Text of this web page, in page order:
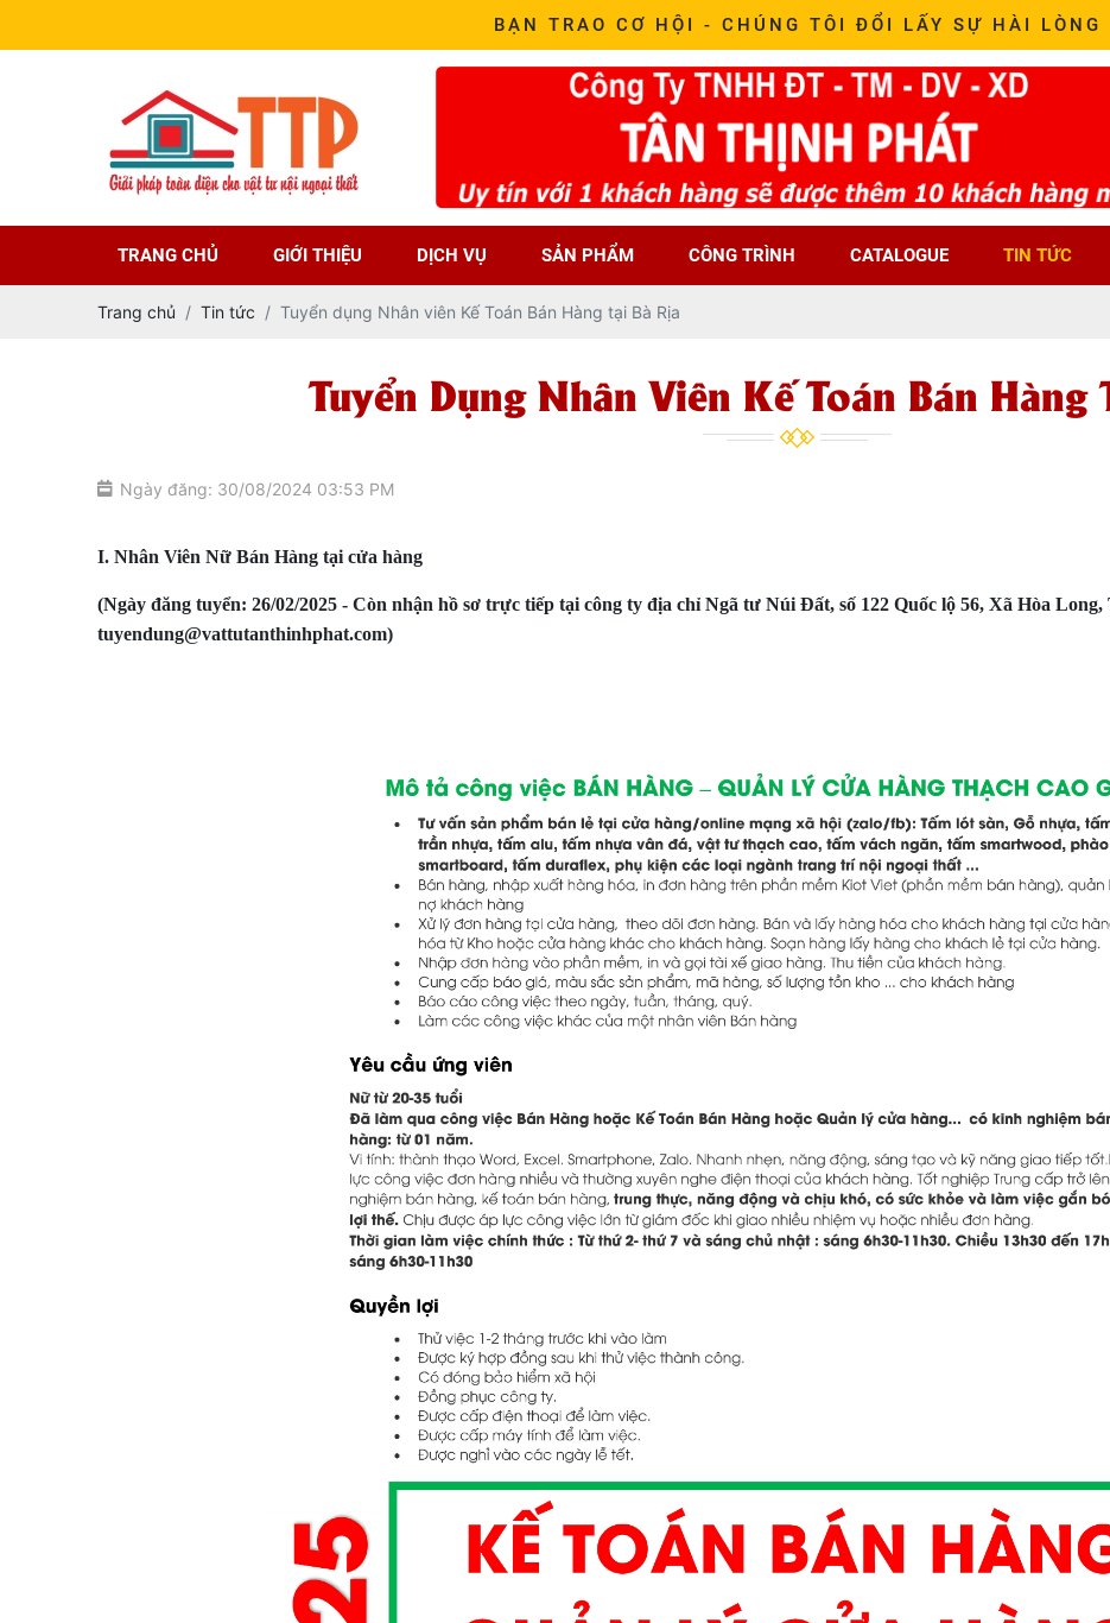
BẠN TRAO CƠ HỘI - CHÚNG TÔI ĐỔI LẤY SỰ HÀI LÒNG
TRANG CHỦ GIỚI THIỆU DỊCH VỤ SẢN PHẨM CÔNG TRÌNH CATALOGUE TIN TỨC
Trang chủ Tin tức Tuyển dụng Nhân viên Kế Toán Bán Hàng tại Bà Rịa
Tuyển Dụng Nhân Viên Kế Toán Bán Hàng
Ngày đăng: 30/08/2024 03:53 PM
I. Nhân Viên Nữ Bán Hàng tại cửa hàng
(Ngày đăng tuyển: 26/02/2025 - Còn nhận hồ sơ trực tiếp tại công ty địa chỉ Ngã tư Núi Đất, số 122 Quốc lộ 56, Xã Hòa Long,
tuyendung@vattutanthinhphat.com)